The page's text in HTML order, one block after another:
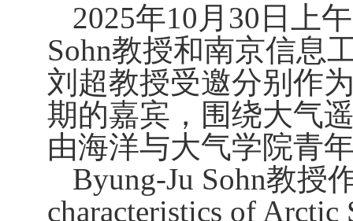
2025年10 月 30 日上
Sohn教授和南京信息
刘超教授受邀分别作
期的嘉宾，围绕大气
由海洋与大气学院青
Byung-Ju Sohn教授
characteristics of Arctic